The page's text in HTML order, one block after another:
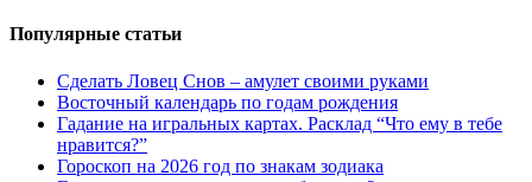
Популярные статьи
Сделать Ловец Снов – амулет своими руками
Восточный календарь по годам рождения
Гадание на игральных картах. Расклад “Что ему в тебе
нравится?”
Гороскоп на 2026 год по знакам зодиака